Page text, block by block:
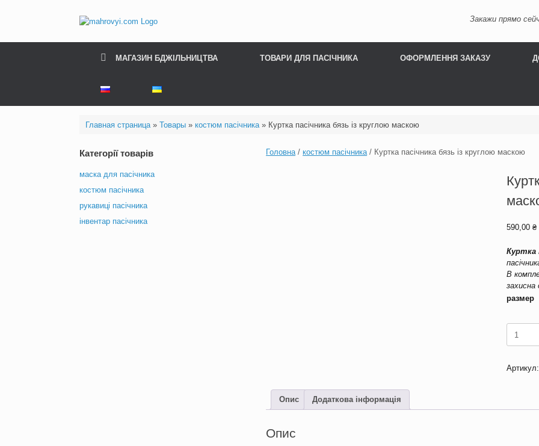
Закажи прямо
МАГАЗИН БДЖІЛЬНИЦТВА ТОВАРИ ДЛЯ ПАСІЧНИКА ОФОРМЛЕННЯ ЗАКАЗУ
Главная страница» Товары» костюм пасічника» Куртка пасічника бязь із круглою маскою
Головна/костюм пасічника/ Куртка пасічника бязь із круглою маскою
590,00₴
Куртка
В
размер
круглою
Опис Додаткова інформація
Опис
Категорії товарів
маска для пасічника
костюм пасічника
рукавиці пасічника
інвентар пасічника